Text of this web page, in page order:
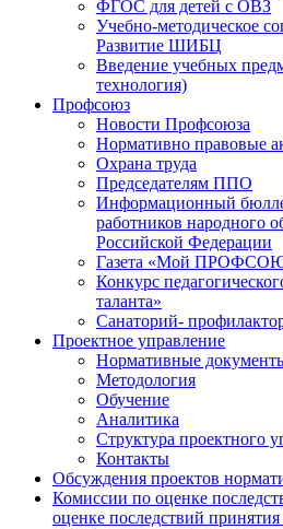
ФГОС для детей с ОВЗ
Учебно-методическое
Развитие ШИБЦ
Введение учебных
технология)
Профсоюз
Новости Профсоюза
Нормативно правовые
Охрана труда
Председателям ППО
Информационный
работников народного
Российской Федерации
Газета «Мой
Конкурс
таланта»
Санаторий-
Проектное управление
Нормативные
Методология
Обучение
Аналитика
Структура проектного
Контакты
Обсуждения проектов
Комиссии по оценке
оценке последствий